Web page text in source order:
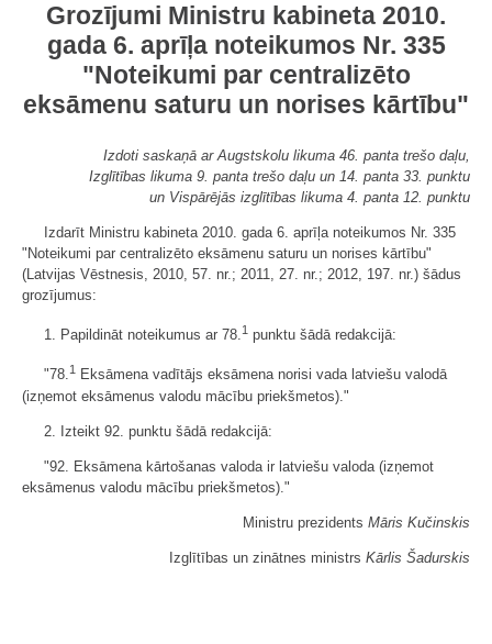
Grozījumi Ministru kabineta 2010.
gada 6. aprīļa noteikumos Nr. 335
"Noteikumi par centralizēto
eksāmenu saturu un norises kārtību"
Izdoti saskaņā ar Augstskolu likuma 46. panta trešo daļu,
Izglītības likuma 9. panta trešo daļu un 14. panta 33. punktu
un Vispārējās izglītības likuma 4. panta 12. punktu
Izdarīt Ministru kabineta 2010. gada 6. aprīļa noteikumos Nr. 335
"Noteikumi par centralizēto eksāmenu saturu un norises kārtību"
(Latvijas Vēstnesis, 2010, 57. nr.; 2011, 27. nr.; 2012, 197. nr.) šādus
grozījumus:
1. Papildināt noteikumus ar 78.1 punktu šādā redakcijā:
"78.1
Eksāmena vadītājs eksāmena norisi vada latviešu valodā
(izņemot eksāmenus valodu mācību priekšmetos)."
2. Izteikt 92. punktu šādā redakcijā:
"92. Eksāmena kārtošanas valoda ir latviešu valoda (izņemot
eksāmenus valodu mācību priekšmetos)."
Ministru prezidents Māris Kučinskis
Izglītības un zinātnes ministrs Kārlis Šadurskis